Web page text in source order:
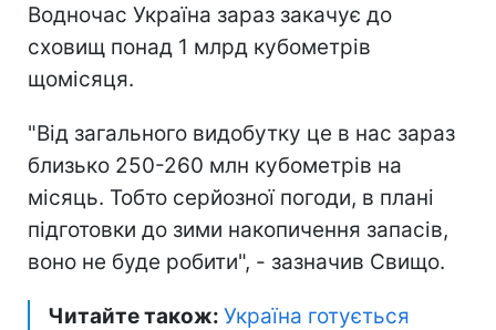
Водночас Україна зараз закачує до
сховищ понад 1 млрд кубометрів
щомісяця.
"Від загального видобутку це в нас зараз
близько 250-260 млн кубометрів на
місяць. Тобто серйозної погоди, в плані
підготовки до зими накопичення запасів,
воно не буде робити", - зазначив Свищо.
Читайте також: Україна готується